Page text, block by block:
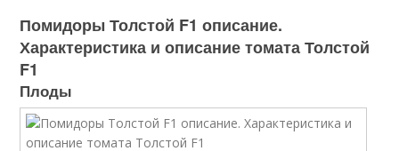
Помидоры Толстой F1 описание.
Характеристика и описание томата Толстой
F1
Плоды